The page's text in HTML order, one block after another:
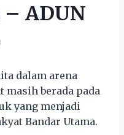
ADUN
dalam arena
berada pada
yang menjadi
Bandar Utama.